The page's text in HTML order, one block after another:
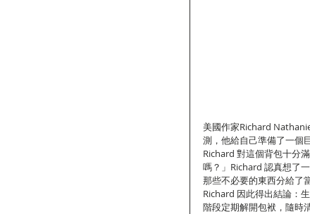
美國作家Richard
測，他給自己準備了一個
Richard 對這個背包十分
嗎？」Richard 認真想了
那些不必要的東西分給了
Richard 因此得出結論：
階段定期解開包袱，隨時